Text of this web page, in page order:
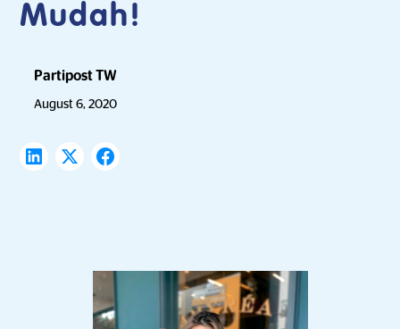
Mudah!
Partipost TW
August 6, 2020